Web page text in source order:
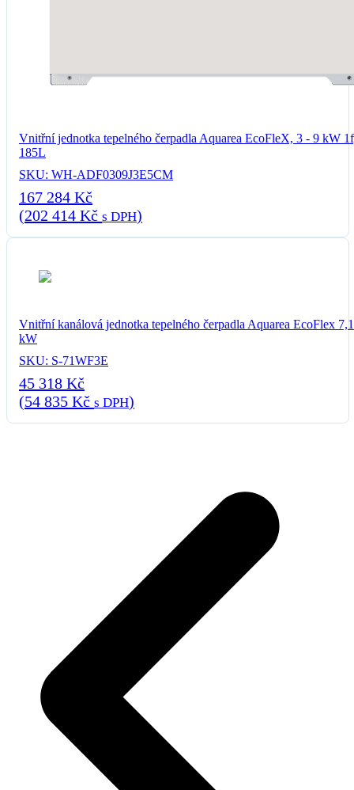
Vnitřní jednotka tepelného čerpadla Aquarea EcoFleX, 3 - 9 kW 1f,
185L
SKU: WH-ADF0309J3E5CM
167 284 Kč
(202 414 Kč s DPH)
Vnitřní kanálová jednotka tepelného čerpadla Aquarea EcoFlex 7,1
kW
SKU: S-71WF3E
45 318 Kč
(54 835 Kč s DPH)